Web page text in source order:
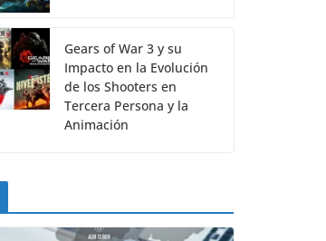
Gears of War 3 y su
Impacto en la Evolución
de los Shooters en
Tercera Persona y la
Animación